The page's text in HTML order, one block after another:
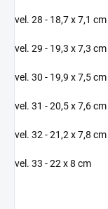
vel. 28 - 18,7 x 7,1 cm
vel. 29 - 19,3 x 7,3 cm
vel. 30 - 19,9 x 7,5 cm
vel. 31 - 20,5 x 7,6 cm
vel. 32 - 21,2 x 7,8 cm
vel. 33 - 22 x 8 cm